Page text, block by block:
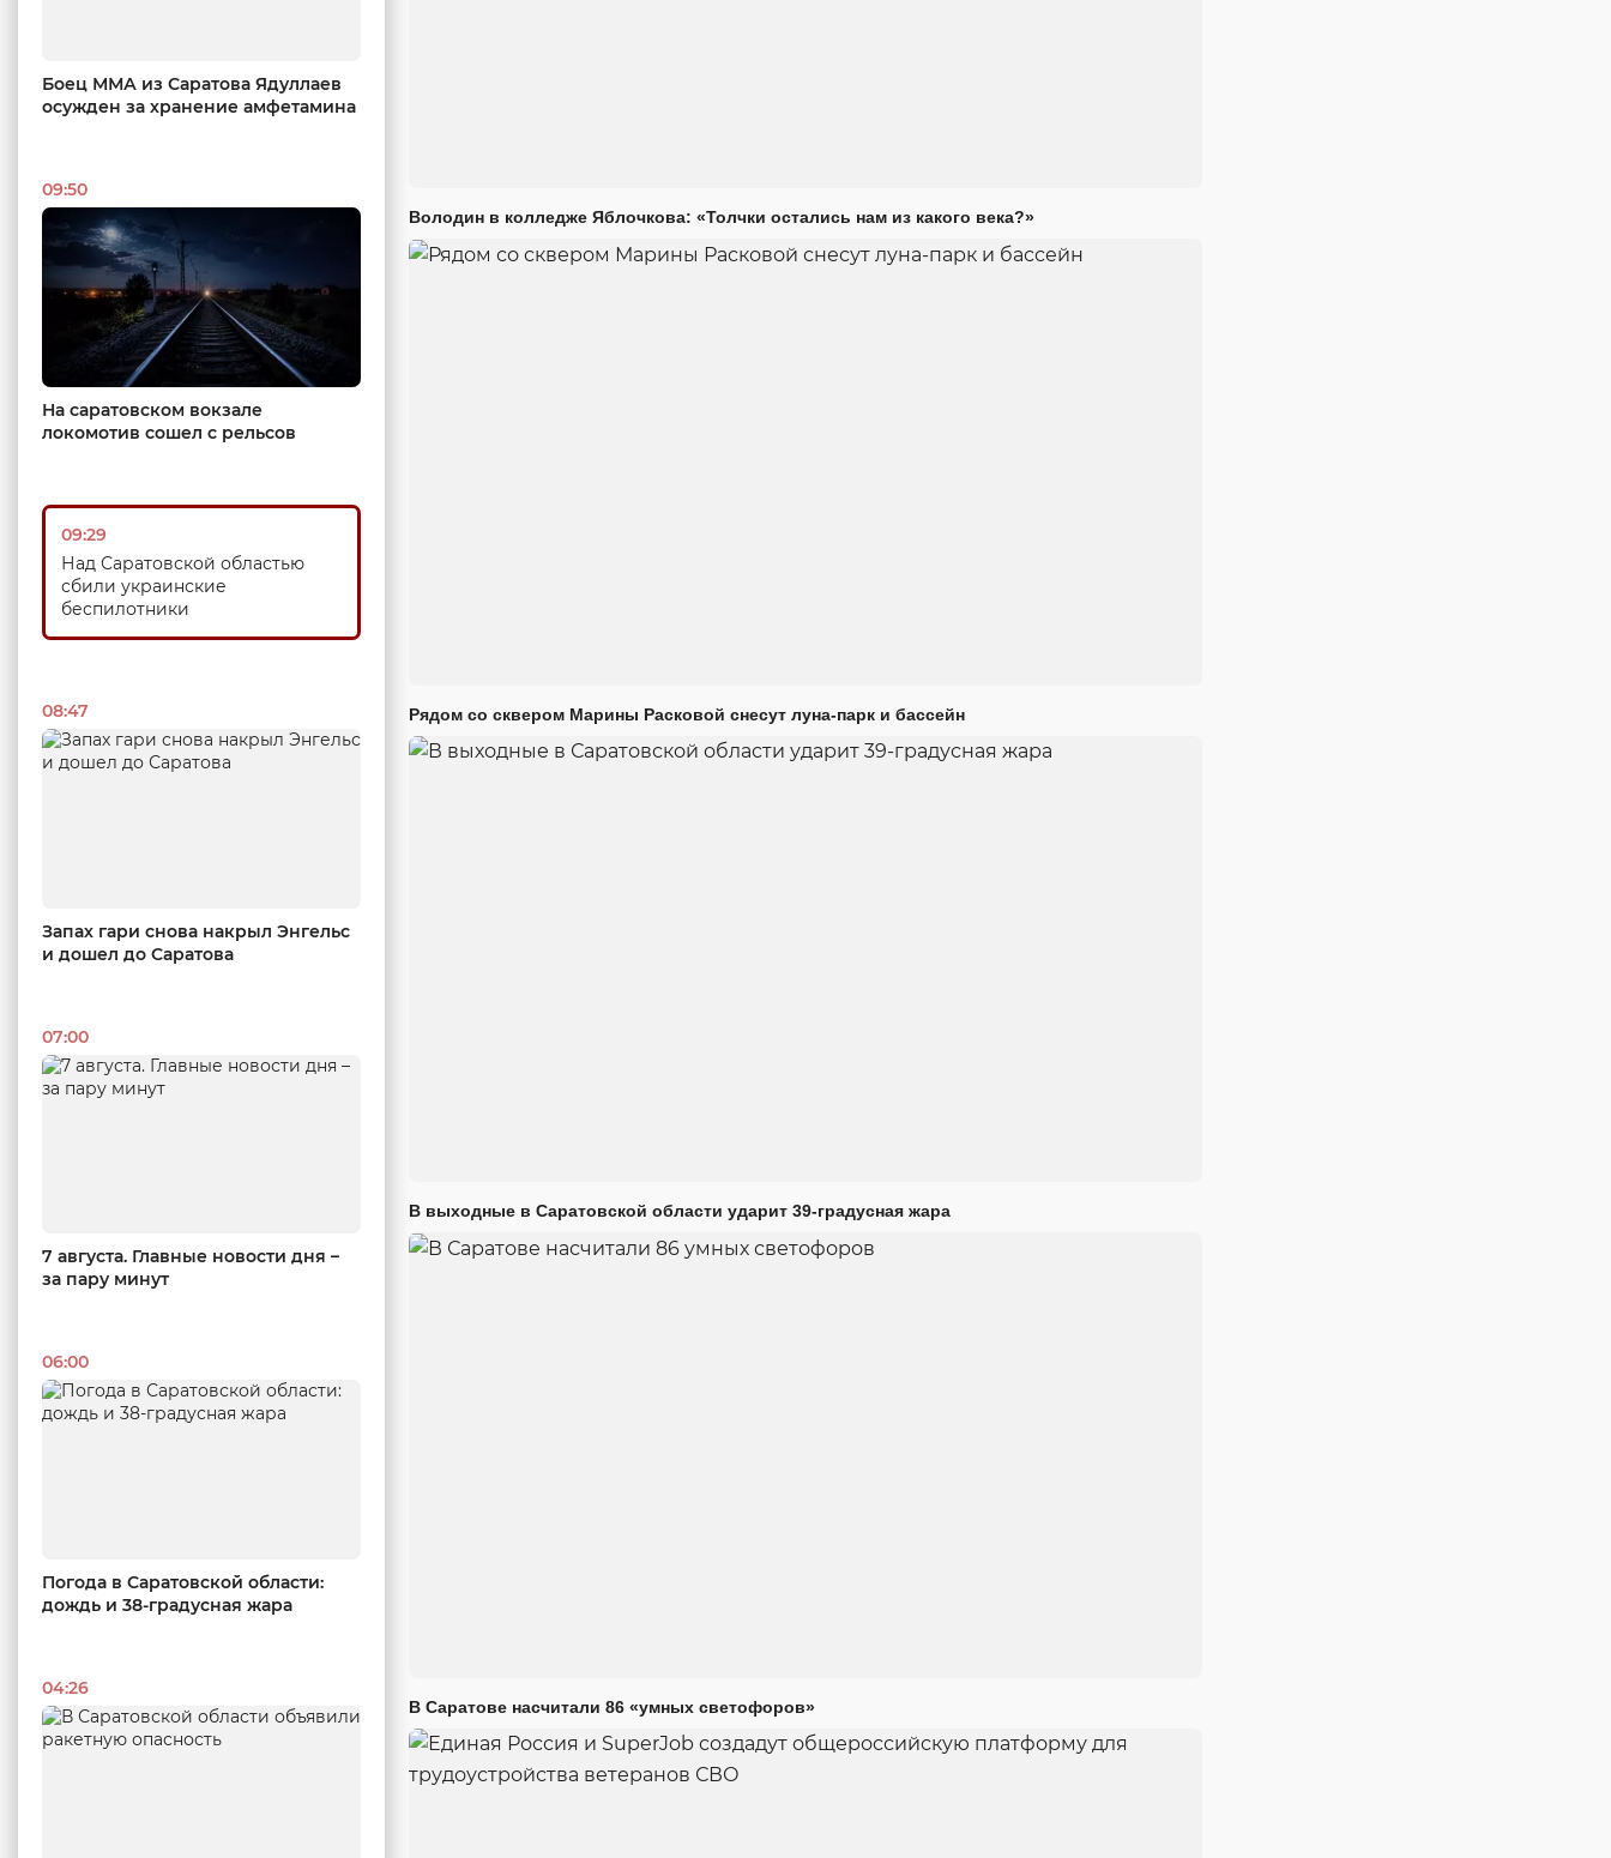
Боец ММА из Саратова Ядуллаев
осужден за хранение амфетамина
09:50
На саратовском вокзале
локомотив сошел с рельсов
09:29
Над Саратовской областью
сбили украинские
беспилотники
08:47
Запах гари снова накрыл Энгельс
и дошел до Саратова
07:00
7 августа. Главные новости дня –
за пару минут
06:00
Погода в Саратовской области:
дождь и 38-градусная жара
04:26
Володин в колледже Яблочкова: «Толчки остались нам из какого века?»
Рядом со сквером Марины Расковой снесут луна-парк и бассейн
В выходные в Саратовской области ударит 39-градусная жара
В Саратове насчитали 86 «умных светофоров»